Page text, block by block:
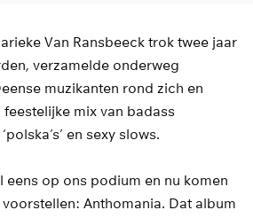
Van Ransbeeck trok twee jaar
verzamelde onderweg
muzikanten rond zich en
mix van badass
en sexy slows.
eens op ons podium en nu komen
Anthomania. Dat album